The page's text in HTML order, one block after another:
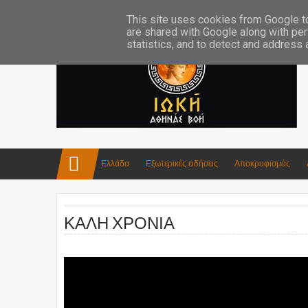
Ελλάδα Εξωτερικές ειδήσεις Αποκρυφισμός
ΚΑΛΗ ΧΡΟΝΙΑ
This site uses cookies from Google
are shared with Google along with
statistics, and to detect and address